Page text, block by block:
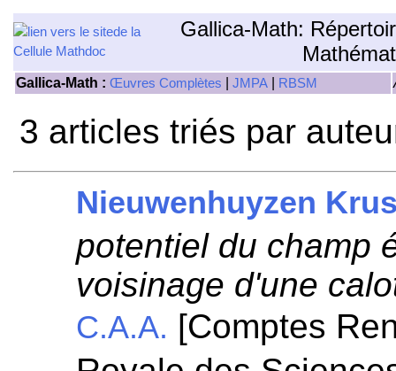
Gallica-Math:
Gallica-Math : Œuvres Complètes JMPA RBSM
3 articles triés par
Nieuwenhuyzen
potentiel du champ
voisinage d'une
C.A.A. [Comptes